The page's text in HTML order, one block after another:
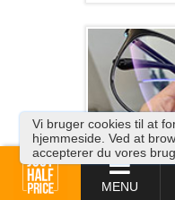
MENUBillige
Vi bruger cookies til at
hjemmeside. Ved at
accepterer du vores